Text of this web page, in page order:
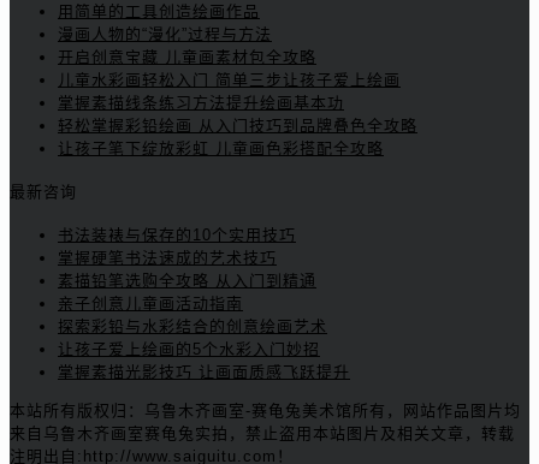
用简单的工具创造绘画作品
漫画人物的“漫化”过程与方法
开启创意宝藏 儿童画素材包全攻略
儿童水彩画轻松入门 简单三步让孩子爱上绘画
掌握素描线条练习方法提升绘画基本功
轻松掌握彩铅绘画 从入门技巧到品牌叠色全攻略
让孩子笔下绽放彩虹 儿童画色彩搭配全攻略
最新咨询
书法装裱与保存的10个实用技巧
掌握硬笔书法速成的艺术技巧
素描铅笔选购全攻略 从入门到精通
亲子创意儿童画活动指南
探索彩铅与水彩结合的创意绘画艺术
让孩子爱上绘画的5个水彩入门妙招
掌握素描光影技巧 让画面质感飞跃提升
本站所有版权归：乌鲁木齐画室-赛龟兔美术馆所有，网站作品图片均
来自乌鲁木齐画室赛龟兔实拍，禁止盗用本站图片及相关文章，转载
注明出自:http://www.saiguitu.com！